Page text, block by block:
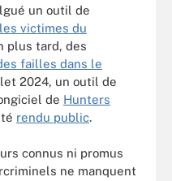
un outil de
victimes du
plus tard, des
failles dans le
2024, un outil de
de Hunters
rendu public.
connus ni promus
ne manquent